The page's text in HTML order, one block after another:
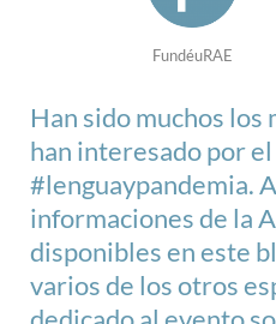
FundéuRAE
Han sido muchos los
han interesado por
#lenguaypandemia.
informaciones de la
disponibles en este
varios de los otros